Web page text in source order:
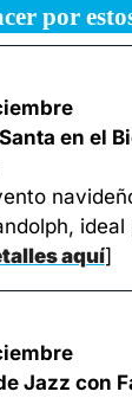
por
en el
ideal
aquí]
Jazz con